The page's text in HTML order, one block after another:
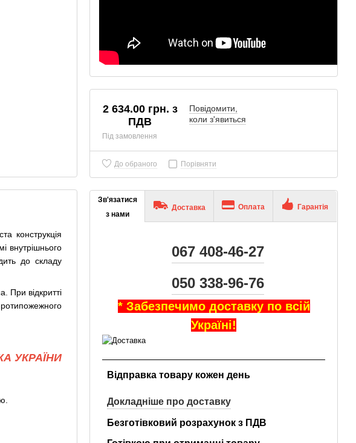
конструкція
внутрішнього
до складу
При відкритті
УКРАЇНИ
2 634.00 грн. з
ПДВ
Під замовлення
Повідомити,
коли з'явиться
До обраного Порівняти
Зв'язатися
з нами
Доставка Оплата Гарантія
067 408-46-27
050 338-96-76
* Забезпечимо доставку по всій
Україні!
Відправка товару кожен день
Докладніше про доставку
Безготівковий розрахунок з ПДВ